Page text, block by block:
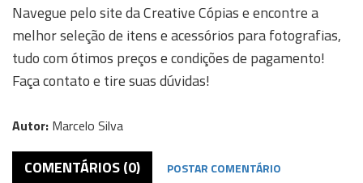
Navegue pelo site da Creative Cópias e encontre a
melhor seleção de itens e acessórios para fotografias,
tudo com ótimos preços e condições de pagamento!
Faça contato e tire suas dúvidas!
Autor: Marcelo Silva
COMENTÁRIOS (0) POSTAR COMENTÁRIO